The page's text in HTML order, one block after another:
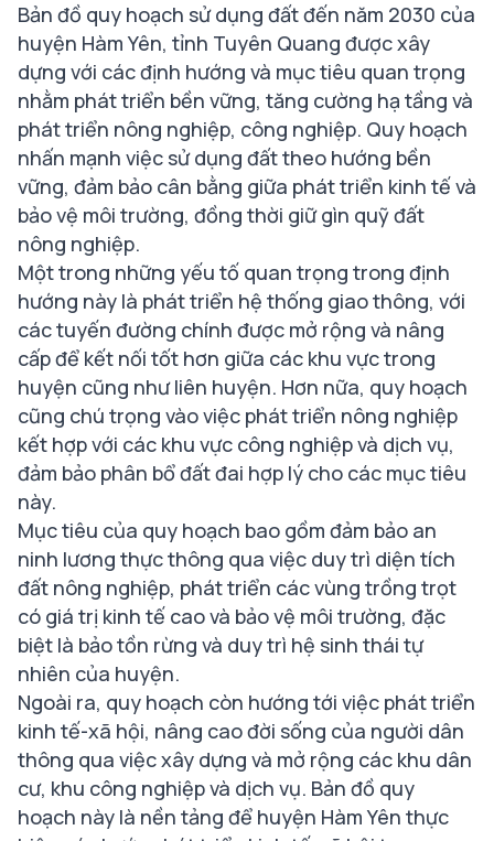
Bản đồ quy hoạch sử dụng đất đến năm 2030 của
huyện Hàm Yên, tỉnh Tuyên Quang được xây
dựng với các định hướng và mục tiêu quan trọng
nhằm phát triển bền vững, tăng cường hạ tầng và
phát triển nông nghiệp, công nghiệp. Quy hoạch
nhấn mạnh việc sử dụng đất theo hướng bền
vững, đảm bảo cân bằng giữa phát triển kinh tế và
bảo vệ môi trường, đồng thời giữ gìn quỹ đất
nông nghiệp.
Một trong những yếu tố quan trọng trong định
hướng này là phát triển hệ thống giao thông, với
các tuyến đường chính được mở rộng và nâng
cấp để kết nối tốt hơn giữa các khu vực trong
huyện cũng như liên huyện. Hơn nữa, quy hoạch
cũng chú trọng vào việc phát triển nông nghiệp
kết hợp với các khu vực công nghiệp và dịch vụ,
đảm bảo phân bổ đất đai hợp lý cho các mục tiêu
này.
Mục tiêu của quy hoạch bao gồm đảm bảo an
ninh lương thực thông qua việc duy trì diện tích
đất nông nghiệp, phát triển các vùng trồng trọt
có giá trị kinh tế cao và bảo vệ môi trường, đặc
biệt là bảo tồn rừng và duy trì hệ sinh thái tự
nhiên của huyện.
Ngoài ra, quy hoạch còn hướng tới việc phát triển
kinh tế-xã hội, nâng cao đời sống của người dân
thông qua việc xây dựng và mở rộng các khu dân
cư, khu công nghiệp và dịch vụ. Bản đồ quy
hoạch này là nền tảng để huyện Hàm Yên thực